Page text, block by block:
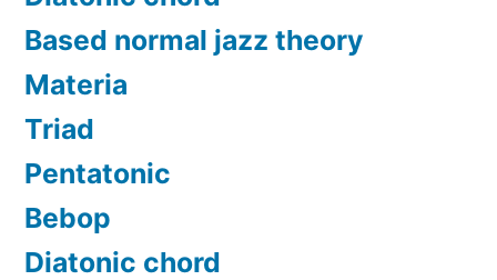
Based normal jazz theory
Materia
Triad
Pentatonic
Bebop
Diatonic chord